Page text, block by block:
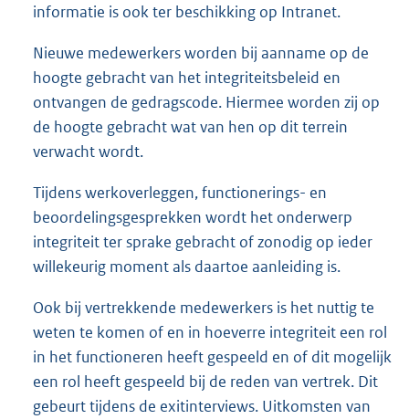
informatie is ook ter beschikking op Intranet.
Nieuwe medewerkers worden bij aanname op de
hoogte gebracht van het integriteitsbeleid en
ontvangen de gedragscode. Hiermee worden zij op
de hoogte gebracht wat van hen op dit terrein
verwacht wordt.
Tijdens werkoverleggen, functionerings- en
beoordelingsgesprekken wordt het onderwerp
integriteit ter sprake gebracht of zonodig op ieder
willekeurig moment als daartoe aanleiding is.
Ook bij vertrekkende medewerkers is het nuttig te
weten te komen of en in hoeverre integriteit een rol
in het functioneren heeft gespeeld en of dit mogelijk
een rol heeft gespeeld bij de reden van vertrek. Dit
gebeurt tijdens de exitinterviews. Uitkomsten van